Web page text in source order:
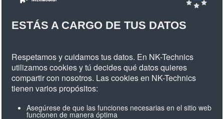
Poleas dentadas estándar
Poleas dentadas HTD 8M
8M Ancho De Correa 30mm
CantidadTipoMat.Descripción
dk db dn dv b1
ESTÁS A CARGO DE TUS DATOS
Respetamos y cuidamos tus datos. En NK-Technics
utilizamos cookies y tú decides qué datos quieres
compartir con nosotros. Las cookies en NK-Technics
tienen varios propósitos:
Asegúrese de que las funciones necesarias en el sitio web
funcionen de manera óptima